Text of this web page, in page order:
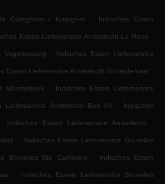
Cureghem / Kuregem . Indisches Essen
Essen Lieferservice Anderlecht La Roue .
Vogelenzang . Indisches Essen Lieferservice
Essen Lieferservice Anderlecht Scherdemael .
Moortebeek . Indisches Essen Lieferservice
Lieferservice Anderlecht Bon Air . Indisches
. Indisches Essen Lieferservice Anderlecht .
. Indisches Essen Lieferservice Bruxelles
Bruxelles Ste Catherine . Indisches Essen
. Indisches Essen Lieferservice Bruxelles